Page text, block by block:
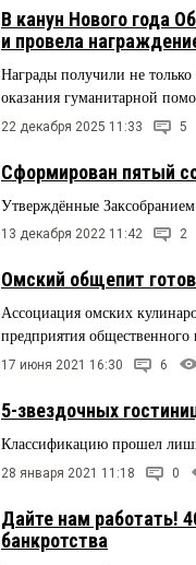
В канун Нового года
и провела
Награды получили не
оказания гуманитарной
22 декабря 2025 11:33 5
Сформирован пятый
Утверждённые
13 декабря 2022 11:42 2
Омский общепит
Ассоциация омских
предприятия общественного
17 июня 2021 16:30 6
5-звездочных
Классификацию прошел
28 января 2021 11:18 0
Дайте нам работать!
банкротства